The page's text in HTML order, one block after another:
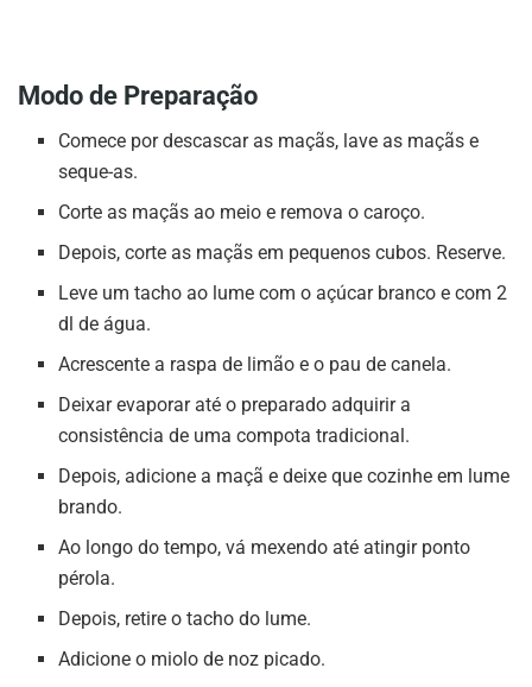
Modo de Preparação
Comece por descascar as maçãs, lave as maçãs e
seque-as.
Corte as maçãs ao meio e remova o caroço.
Depois, corte as maçãs em pequenos cubos. Reserve.
Leve um tacho ao lume com o açúcar branco e com 2
dl de água.
Acrescente a raspa de limão e o pau de canela.
Deixar evaporar até o preparado adquirir a
consistência de uma compota tradicional.
Depois, adicione a maçã e deixe que cozinhe em lume
brando.
Ao longo do tempo, vá mexendo até atingir ponto
pérola.
Depois, retire o tacho do lume.
Adicione o miolo de noz picado.